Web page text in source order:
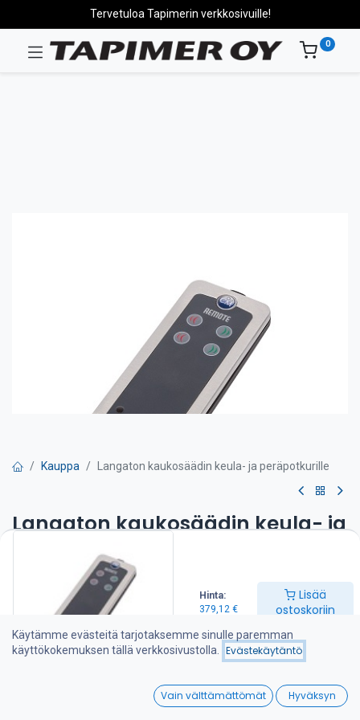
Hinta:
379,12 €
Lisää
ostoskoriin
Wishlist
Tervetuloa Tapimerin verkkosivuille!
0
Kauppa Langaton kaukosäädin keula- ja peräpotkurille
Langaton kaukosäädin keula- ja
peräpotkurille
Tuotetta ei ole enää saatavilla.
Jaa :
Käytämme evästeitä tarjotaksemme sinulle paremman
käyttökokemuksen tällä verkkosivustolla.
Evästekäytäntö
Vain välttämättömät Hyväksyn